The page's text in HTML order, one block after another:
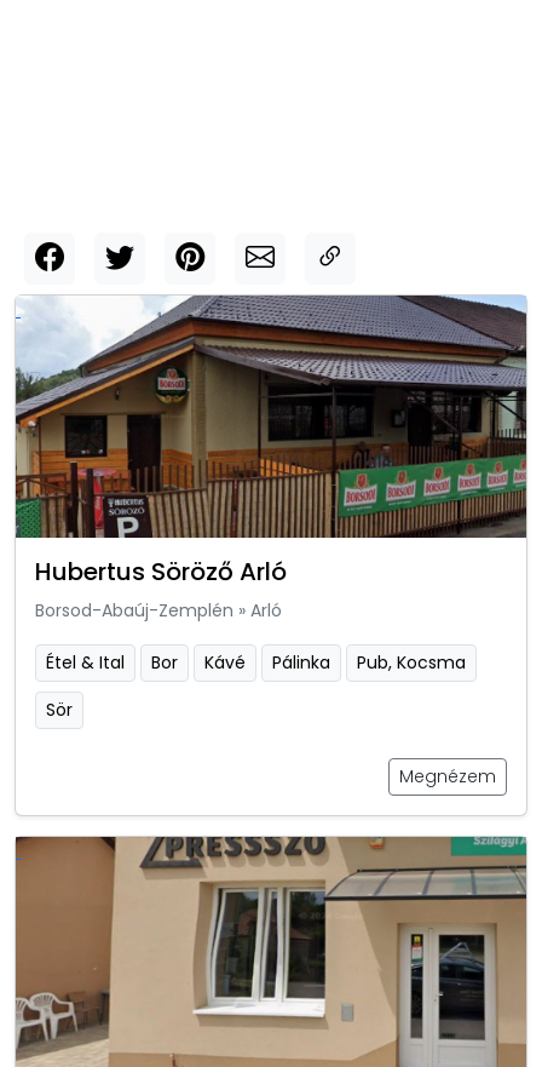
Hubertus Söröző Arló
Borsod-Abaúj-Zemplén » Arló
Étel & Ital Bor Kávé Pálinka
Pub, Kocsma
Sör
Megnézem